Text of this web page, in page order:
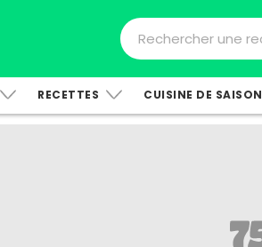
RECETTES CUISINE DE SAISON